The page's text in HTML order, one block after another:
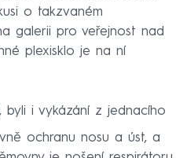
o takzvaném
galerii pro veřejnost nad
plexisklo je na ní
byli i vykázání z jednacího
ochranu nosu a úst, a